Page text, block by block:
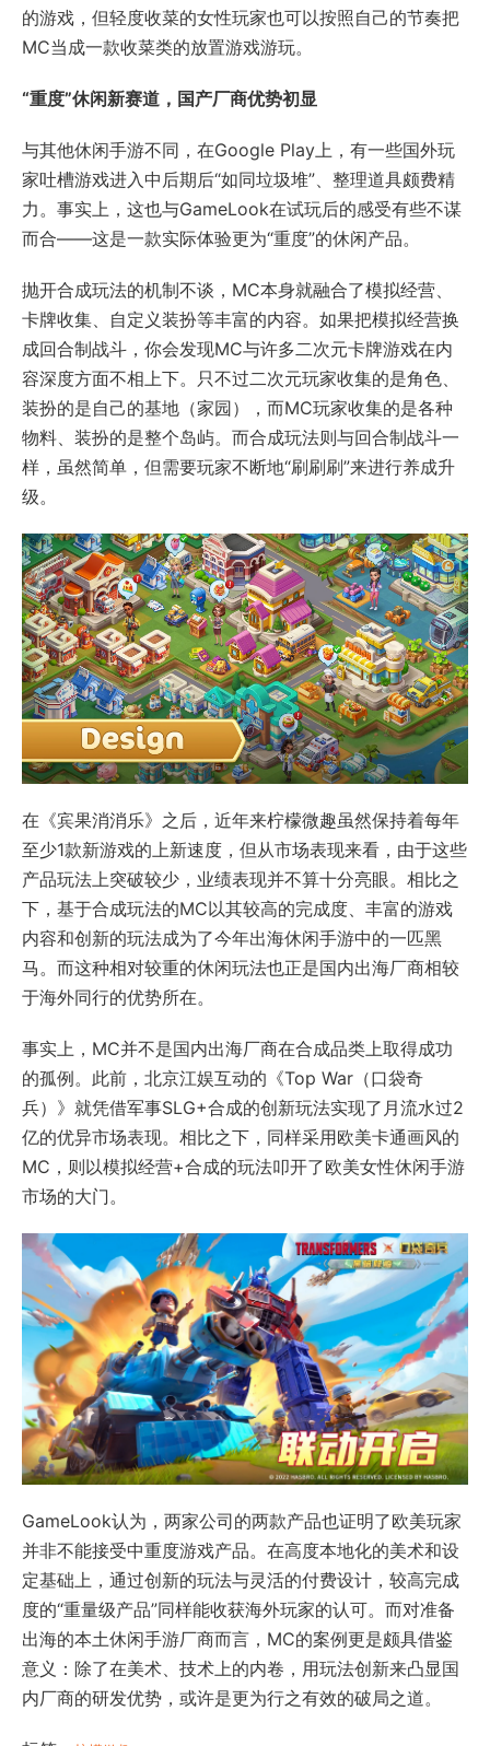
的游戏，但轻度收菜的女性玩家也可以按照自己的节奏把
MC当成一款收菜类的放置游戏游玩。
“重度”休闲新赛道，国产厂商优势初显
与其他休闲手游不同，在Google Play上，有一些国外玩
家吐槽游戏进入中后期后“如同垃圾堆”、整理道具颇费精
力。事实上，这也与GameLook在试玩后的感受有些不谋
而合——这是一款实际体验更为“重度”的休闲产品。
抛开合成玩法的机制不谈，MC本身就融合了模拟经营、
卡牌收集、自定义装扮等丰富的内容。如果把模拟经营换
成回合制战斗，你会发现MC与许多二次元卡牌游戏在内
容深度方面不相上下。只不过二次元玩家收集的是角色、
装扮的是自己的基地（家园），而MC玩家收集的是各种
物料、装扮的是整个岛屿。而合成玩法则与回合制战斗一
样，虽然简单，但需要玩家不断地“刷刷刷”来进行养成升
级。
在《宾果消消乐》之后，近年来柠檬微趣虽然保持着每年
至少1款新游戏的上新速度，但从市场表现来看，由于这些
产品玩法上突破较少，业绩表现并不算十分亮眼。相比之
下，基于合成玩法的MC以其较高的完成度、丰富的游戏
内容和创新的玩法成为了今年出海休闲手游中的一匹黑
马。而这种相对较重的休闲玩法也正是国内出海厂商相较
于海外同行的优势所在。
事实上，MC并不是国内出海厂商在合成品类上取得成功
的孤例。此前，北京江娱互动的《Top War（口袋奇
兵）》就凭借军事SLG+合成的创新玩法实现了月流水过2
亿的优异市场表现。相比之下，同样采用欧美卡通画风的
MC，则以模拟经营+合成的玩法叩开了欧美女性休闲手游
市场的大门。
GameLook认为，两家公司的两款产品也证明了欧美玩家
并非不能接受中重度游戏产品。在高度本地化的美术和设
定基础上，通过创新的玩法与灵活的付费设计，较高完成
度的“重量级产品”同样能收获海外玩家的认可。而对准备
出海的本土休闲手游厂商而言，MC的案例更是颇具借鉴
意义：除了在美术、技术上的内卷，用玩法创新来凸显国
内厂商的研发优势，或许是更为行之有效的破局之道。